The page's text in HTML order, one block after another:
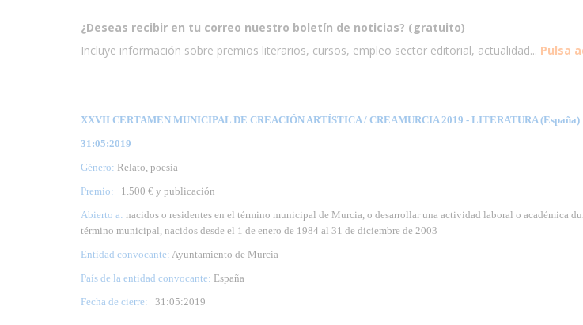
¿Deseas recibir en tu correo nuestro boletín de noticias? (gratuito)
Incluye información sobre premios literarios, cursos, empleo sector editorial, actualidad... Pulsa
XXVII CERTAMEN MUNICIPAL DE CREACIÓN ARTÍSTICA / CREAMURCIA 2019 - LITERATURA (España)
31:05:2019
Género: Relato, poesía
Premio:
1.500 € y publicación
Abierto a: nacidos o residentes en el término municipal de Murcia, o desarrollar una actividad laboral o académica
término municipal, nacidos desde el 1 de enero de 1984 al 31 de diciembre de 2003
Entidad convocante: Ayuntamiento de Murcia
País de la entidad convocante: España
Fecha de cierre: 31 :05:2019